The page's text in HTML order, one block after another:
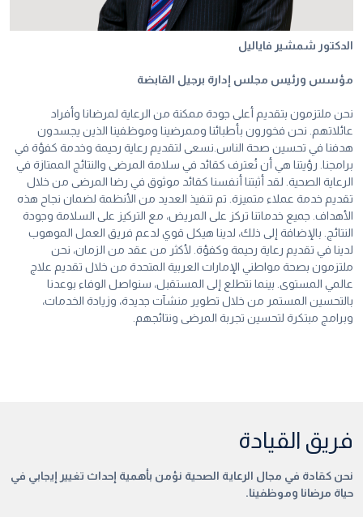
الدكتور شمشير فاياليل
مؤسس ورئيس مجلس إدارة برجيل القابضة
نحن ملتزمون بتقديم أعلى جودة ممكنة من الرعاية لمرضانا وأفراد
عائلاتهم. نحن فخورون بأطبائنا وممرضينا وموظفينا الذين يجسدون
هدفنا في تحسين صحة الناس.نسعى لتقديم رعاية رحيمة وخدمة كفؤة في
برامجنا. رؤيتنا هي أن نُعترف كقائد في سلامة المرضى والنتائج الممتازة في
الرعاية الصحية. لقد أثبتنا أنفسنا كقائد موثوق في رضا المرضى من خلال
تقديم خدمة عملاء متميزة. تم تنفيذ العديد من الأنظمة لضمان نجاح هذه
الأهداف. جميع خدماتنا تركز على المريض، مع التركيز على السلامة وجودة
النتائج. بالإضافة إلى ذلك، لدينا هيكل قوي لدعم فريق العمل الموهوب
لدينا في تقديم رعاية رحيمة وكفؤة. لأكثر من عقد من الزمان، نحن
ملتزمون بصحة مواطني الإمارات العربية المتحدة من خلال تقديم علاج
عالمي المستوى. بينما نتطلع إلى المستقبل، سنواصل الوفاء بوعدنا
بالتحسين المستمر من خلال تطوير منشآت جديدة، وزيادة الخدمات،
وبرامج مبتكرة لتحسين تجربة المرضى ونتائجهم.
فريق القيادة
نحن كقادة في مجال الرعاية الصحية نؤمن بأهمية إحداث تغيير إيجابي في
حياة مرضانا وموظفينا.